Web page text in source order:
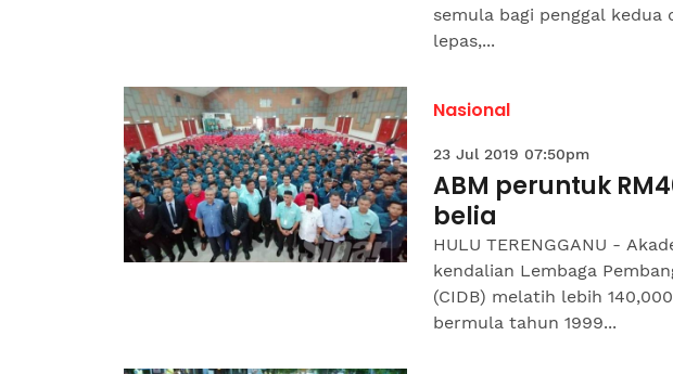
semula bagi penggal kedua
lepas,...
Nasional
23 Jul 2019 07:50pm
ABM peruntuk
belia
HULU TERENGGANU -
kendalian Lembaga
(CIDB) melatih lebih
bermula tahun 1999...